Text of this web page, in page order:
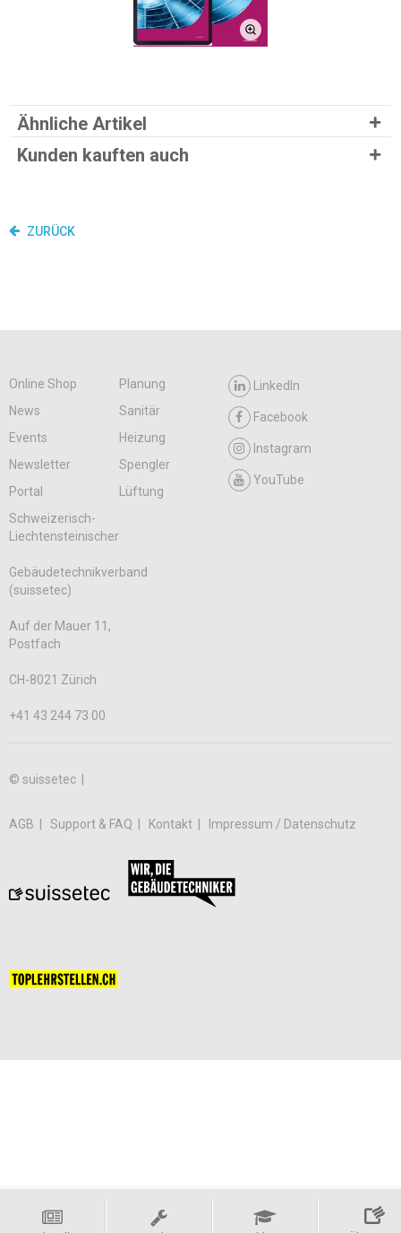
Ähnliche Artikel
Kunden kauften auch
ZURÜCK
Online Shop
Planung
News
Sanitär
Events
Heizung
Newsletter
Spengler
Portal
Lüftung
LinkedIn
Facebook
Instagram
YouTube
Schweizerisch-
Liechtensteinischer
Gebäudetechnikverband
(suissetec)
Auf der Mauer 11,
Postfach
CH-8021 Zürich
+41 43 244 73 00
© suissetec |
AGB Support & FAQ Kontakt Impressum / Datenschutz